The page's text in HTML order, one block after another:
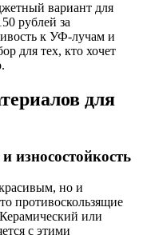
вариант для
рублей за
к УФ-лучам и
для тех, кто хочет
для
износостойкость
но и
противоскользящие
или
с этими